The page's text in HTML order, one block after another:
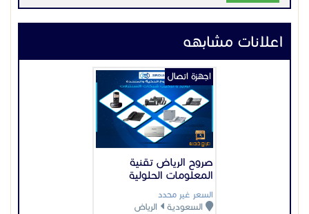
اعلانات مشابهه
صروح الرياض تقنية
المعلومات الحلولية
السعر غير محدد
السعودية
الرياض
اجهزة اتصال